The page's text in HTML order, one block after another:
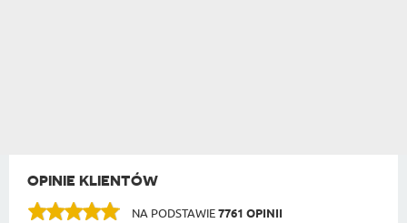
OPINIE KLIENTÓW
NA PODSTAWIE7761 OPINII